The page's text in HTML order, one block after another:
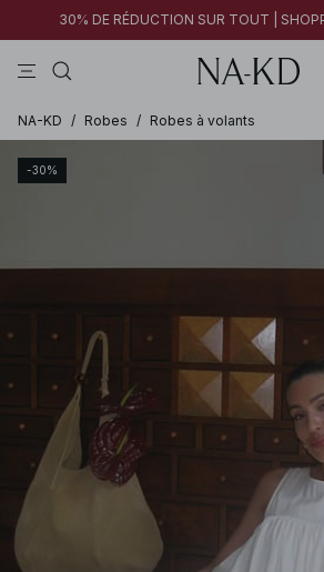
30% DE RÉDUCTION SUR TOUT |
NA-KD / Robes / Robes à volants
-30%